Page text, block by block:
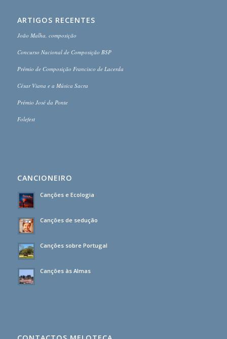
ARTIGOS RECENTES
João Malha, composição
Concurso Nacional de Composição BSP
Prémio de Composição Francisco de Lacerda
César Viana e a Música Sacra
Prémio José da Ponte
Folefest
CANCIONEIRO
Canções e Ecologia
Canções de sedução
Canções sobre Portugal
Canções às Almas